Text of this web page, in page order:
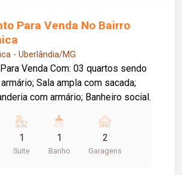
Para Venda No Bairro
- Uberlândia/MG
Venda Com: 03 quartos sendo
Sala ampla com sacada;
Lavanderia com armário; Banheiro social.
1
Suite
1
Banho
2
Garagens